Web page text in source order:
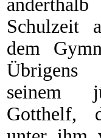
Schulzeit
dem
Übrigens
seinem
Gotthelf,